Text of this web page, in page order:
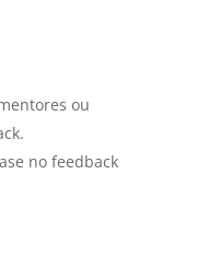
ou
no feedback